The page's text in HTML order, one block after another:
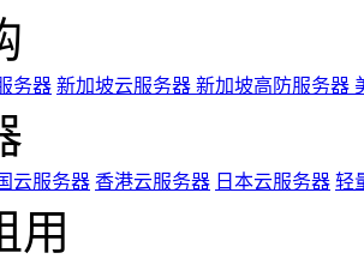
务器 新加坡云服务器 新加坡高防服务器
云服务器 香港云服务器 日本云服务器 轻
用